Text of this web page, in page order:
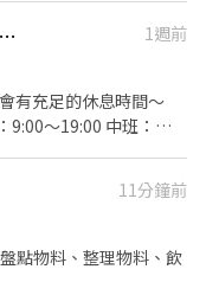
要附上【新進及餐飲供
前，先來吃一頓！〞 我
們的餐點。 只要收到
（滿額折抵）， 讓你
味。 體驗券連結：
迎加入阿爾法大家
，所以非常歡迎 1. 二度
新找回職場的成就感與
道路上衝衝衝💪 有意者
短期勿擾🚫無誠勿擾
工作環境、設備和餐
測量食材的容量與重
可配合長期工讀生優先面試🇯🇵日商🍣壽司郎-台中遠雄店
1週前
有充足的休息時間～
～19:00 中班：
迎二度就業、外籍學
面試時與主管確認班
務→商品提供→食材補
進貨、準備、整理→料
11分鐘前
點物料、整理物料、飲